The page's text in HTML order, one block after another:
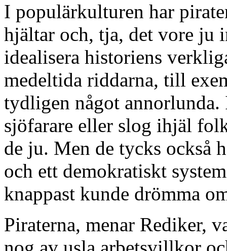
I populärkulturen har
hjältar och, tja, det vore ju
idealisera historiens
medeltida riddarna, till
tydligen något annorlunda.
sjöfarare eller slog ihjäl
de ju. Men de tycks också
och ett demokratiskt
knappast kunde drömma
Piraterna, menar Rediker,